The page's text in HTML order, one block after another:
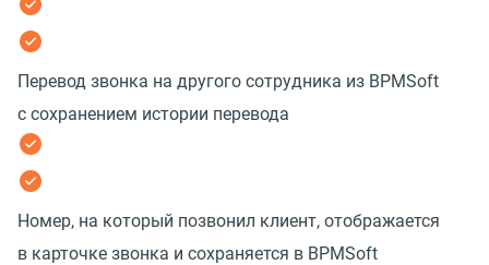
Перевод звонка на другого сотрудника из BPMSoft
с сохранением истории перевода
Номер, на который позвонил клиент, отображается
в карточке звонка и сохраняется в BPMSoft